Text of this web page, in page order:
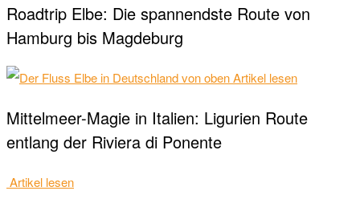
Roadtrip Elbe: Die spannendste Route von
Hamburg bis Magdeburg
Artikel lesen
Mittelmeer-Magie in Italien: Ligurien Route
entlang der Riviera di Ponente
Artikel lesen